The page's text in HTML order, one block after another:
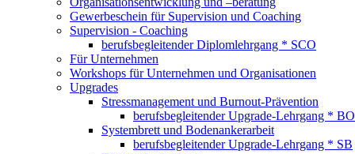
Gewerbeschein für Supervision und Coaching
Supervision - Coaching
berufsbegleitender Diplomlehrgang * SCO
Für Unternehmen
Workshops für Unternehmen und Organisationen
Upgrades
Stressmanagement und Burnout-Prävention
berufsbegleitender Upgrade-Lehrgang * BO
Systembrett und Bodenankerarbeit
berufsbegleitender Upgrade-Lehrgang * SB